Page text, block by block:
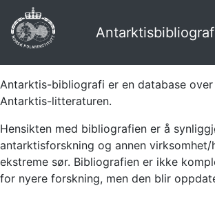
Antarktis-bibliografi er en database
Antarktis-litteraturen.
Hensikten med bibliografien er å
antarktisforskning og annen
ekstreme sør. Bibliografien er ikke
for nyere forskning, men den blir